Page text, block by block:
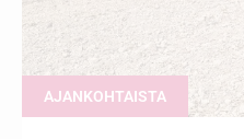
AJANKOHTAISTA